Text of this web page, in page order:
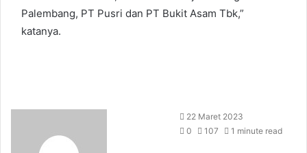
Palembang, PT Pusri dan PT Bukit Asam Tbk,”
katanya.
Send
an
22 Maret 2023
0
107 1 minute read